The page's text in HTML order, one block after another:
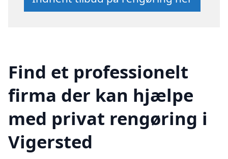
Find et professionelt
firma der kan hjælpe
med privat rengøring i
Vigersted